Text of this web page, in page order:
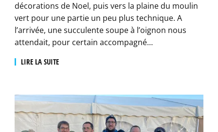
décorations de Noel, puis vers la plaine du moulin
vert pour une partie un peu plus technique. A
l’arrivée, une succulente soupe à l’oignon nous
attendait, pour certain accompagné…
LIRE LA SUITE